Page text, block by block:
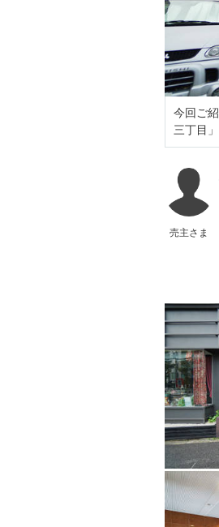
今回ご
三丁目
売主さま